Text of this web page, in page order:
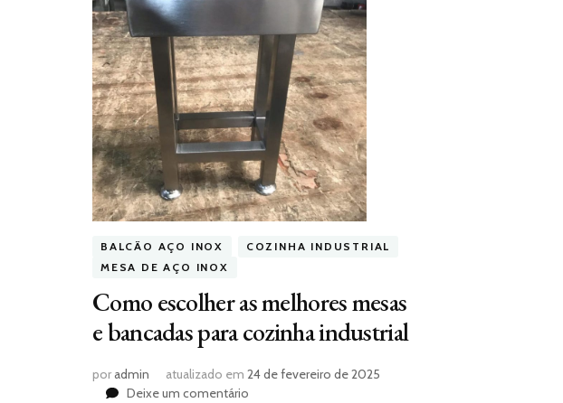
BALCÃO AÇO INOX
COZINHA INDUSTRIAL
MESA DE AÇO INOX
Como escolher as melhores mesas
e bancadas para cozinha industrial
poradmin atualizado em 24 de fevereiro de 2025
Deixe um comentário